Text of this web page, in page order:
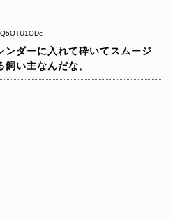
ンダーに入れて砕いてスムージ
い主なんだな。